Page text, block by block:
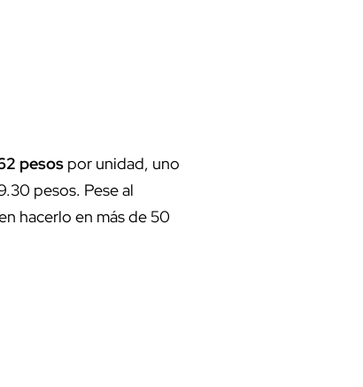
pesos por unidad, uno
pesos. Pese al
hacerlo en más de 50